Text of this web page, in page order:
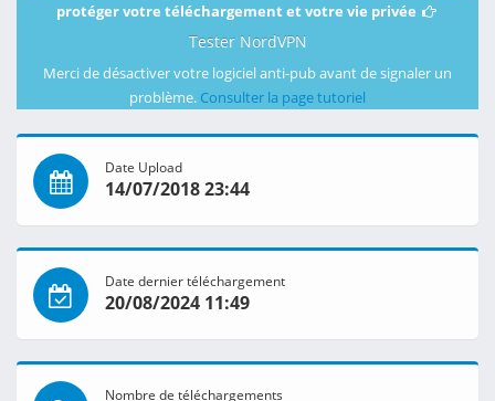
protéger votre téléchargement et votre vie privée
Tester NordVPN
Merci de désactiver votre logiciel anti-pub avant de signaler un
problème. Consulter la page tutoriel
Date Upload
14/07/2018 23:44
Date dernier téléchargement
20/08/2024 11:49
Nombre de téléchargements